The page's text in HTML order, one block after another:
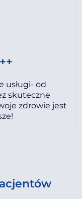
usługi- od
skuteczne
zdrowie jest